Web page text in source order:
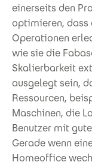
einerseits den
optimieren, dass
Operationen
wie sie die
Skalierbarkeit
ausgelegt sein,
Ressourcen,
Maschinen, die
Benutzer mit
Gerade wenn
Homeoffice